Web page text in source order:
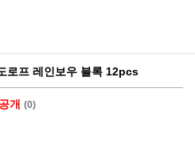
로프 레인보우 블록 12pcs
개 (0)